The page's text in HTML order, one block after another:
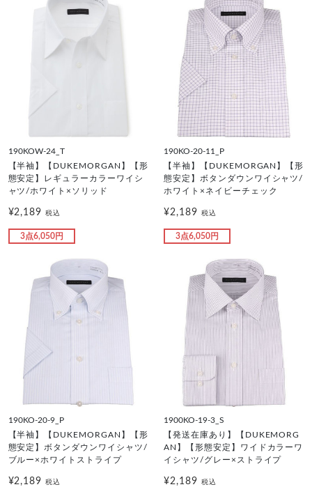
190KOW-24_T
【半袖】【DUKEMORGAN】【形
態安定】レギュラーカラーワイシ
ャツ/ホワイト×ソリッド
¥2,189税込
3点6,050円
190KO-20-11_P
【半袖】【DUKEMORGAN】【形
態安定】ボタンダウンワイシャツ/
ホワイト×ネイビーチェック
¥2,189 税込
3点6,050円
190KO-20-9_P
【半袖】【DUKEMORGAN】【形
態安定】ボタンダウンワイシャツ/
ブルー×ホワイトストライプ
¥2,189税込
1900KO-19-3_S
【発送在庫あり】【DUKEMORG
AN】【形態安定】ワイドカラーワ
イシャツ/グレー×ストライプ
¥2,189 税込